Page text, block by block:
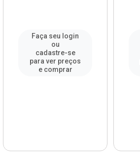
Faça seu login
ou
cadastre-se
para ver preços
e comprar